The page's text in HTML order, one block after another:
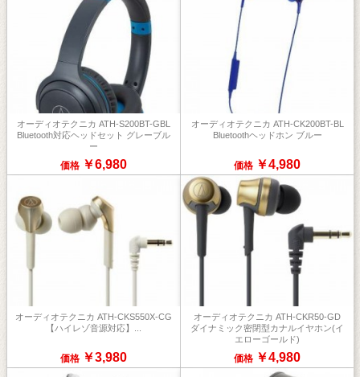
オーディオテクニカ ATH-S200BT-GBL
Bluetooth対応ヘッドセット グレーブル
ー
価格 ￥6,980
オーディオテクニカ ATH-CK200BT-BL
Bluetoothヘッドホン ブルー
価格 ￥4,980
オーディオテクニカ ATH-CKS550X-CG
【ハイレゾ音源対応】...
価格 ￥3,980
オーディオテクニカ ATH-CKR50-GD
ダイナミック密閉型カナルイヤホン(イ
エローゴールド)
価格 ￥4,980